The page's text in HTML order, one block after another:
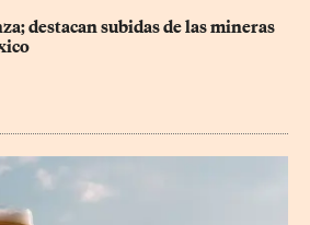
destacan subidas de las mineras